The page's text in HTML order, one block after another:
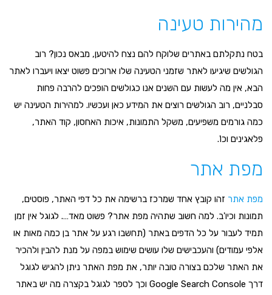
מהירות טעינה
בטח נתקלתם באתרים שלוקח להם נצח להיטען, מבאס נכון? רוב
הגולשים שיגיעו לאתר שזמני הטעינה שלו ארוכים פשוט יצאו ויעברו לאתר
הבא, אין מה לעשות עם השנים אנו כגולשים הופכים להרבה פחות
סבלניים, רוב הגולשים רוצים את המידע כאן ועכשיו. למהירות הטעינה יש
כמה גורמים משפיעים, משקל התמונות, איכות האחסון, קוד האתר,
פלאגינים וכו'.
מפת אתר
מפת אתר זהו קובץ אחד שמרכז ברשימה את כל דפי האתר, פוסטים,
תמונות וכיו'ב. למה חשוב שתהיה מפת אתר? פשוט מאד…. לגוגל אין זמן
תמיד לעבור על כל הדפים באתר (תחשבו רגע על אתר בן כמה מאות או
אלפי עמודים) והעכבישים שלו עושים שימוש במפה על מנת להבין ולהכיר
את האתר שלכם בצורה טובה יותר, את מפת האתר ניתן להגיש לגוגל
דרך Google Search Console וכך לספר לגוגל בקצרה מה יש באתר